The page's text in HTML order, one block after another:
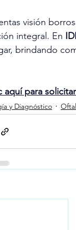
visión
integral. En
brindando
aquí para
y Diagnóstico